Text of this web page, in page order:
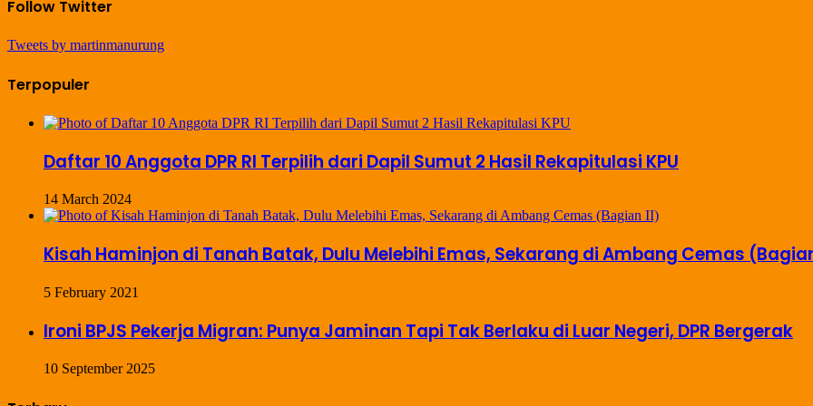
Follow Twitter
Tweets by martinmanurung
Terpopuler
Daftar 10 Anggota DPR RI Terpilih dari Dapil Sumut 2 Hasil Rekapitulasi KPU
14 March 2024
Kisah Haminjon di Tanah Batak, Dulu Melebihi Emas, Sekarang di Ambang Cemas
5 February 2021
Ironi BPJS Pekerja Migran: Punya Jaminan Tapi Tak Berlaku di Luar Negeri, DPR Bergerak
10 September 2025